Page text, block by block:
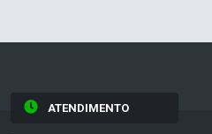
ATENDIMENTO